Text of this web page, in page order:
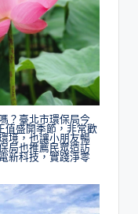
？臺北市環保局今
值盛開季節，非常歡
境，也讓小朋友暢
局也推薦民眾造訪
新科技，實踐淨零